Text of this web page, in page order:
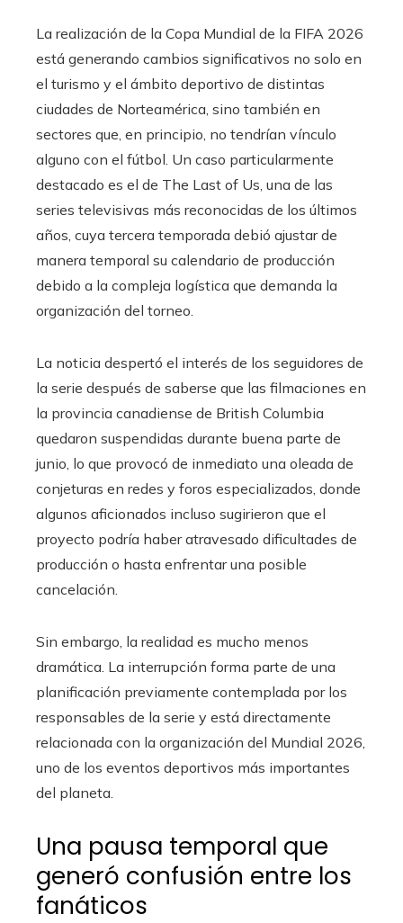
La realización de la Copa Mundial de la FIFA 2026
está generando cambios significativos no solo en
el turismo y el ámbito deportivo de distintas
ciudades de Norteamérica, sino también en
sectores que, en principio, no tendrían vínculo
alguno con el fútbol. Un caso particularmente
destacado es el de The Last of Us, una de las
series televisivas más reconocidas de los últimos
años, cuya tercera temporada debió ajustar de
manera temporal su calendario de producción
debido a la compleja logística que demanda la
organización del torneo.
La noticia despertó el interés de los seguidores de
la serie después de saberse que las filmaciones en
la provincia canadiense de British Columbia
quedaron suspendidas durante buena parte de
junio, lo que provocó de inmediato una oleada de
conjeturas en redes y foros especializados, donde
algunos aficionados incluso sugirieron que el
proyecto podría haber atravesado dificultades de
producción o hasta enfrentar una posible
cancelación.
Sin embargo, la realidad es mucho menos
dramática. La interrupción forma parte de una
planificación previamente contemplada por los
responsables de la serie y está directamente
relacionada con la organización del Mundial 2026,
uno de los eventos deportivos más importantes
del planeta.
Una pausa temporal que
generó confusión entre los
fanáticos